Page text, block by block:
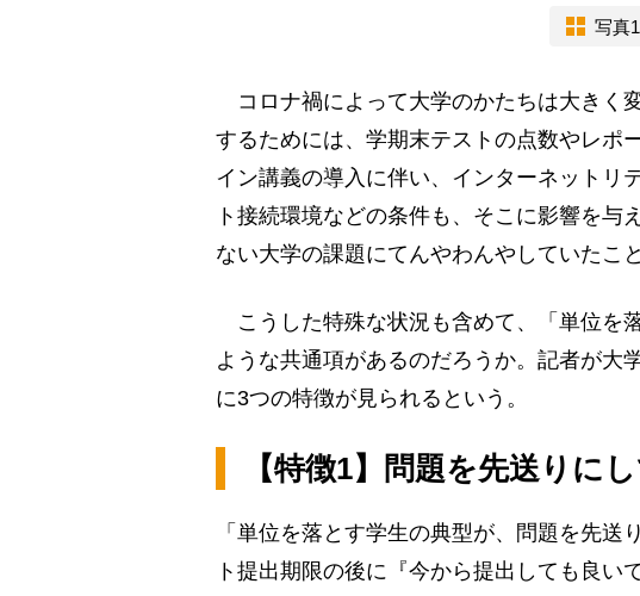
写真
コロナ禍によって大学のかたちは大きく
するためには、学期末テストの点数やレポ
イン講義の導入に伴い、インターネットリ
ト接続環境などの条件も、そこに影響を与
ない大学の課題にてんやわんやしていたこ
こうした特殊な状況も含めて、「単位を
ような共通項があるのだろうか。記者が大
に3つの特徴が見られるという。
【特徴1】問題を先送りに
「単位を落とす学生の典型が、問題を先
ト提出期限の後に『今から提出しても良い